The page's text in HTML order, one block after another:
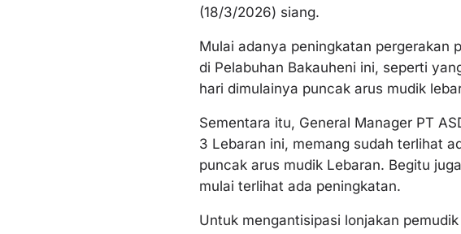
(18/3/2026) siang.
Mulai adanya peningkatan pergerakan
di Pelabuhan Bakauheni ini, seperti
hari dimulainya puncak arus mudik
Sementara itu, General Manager PT
3 Lebaran ini, memang sudah terlihat
puncak arus mudik Lebaran. Begitu
mulai terlihat ada peningkatan.
Untuk mengantisipasi lonjakan